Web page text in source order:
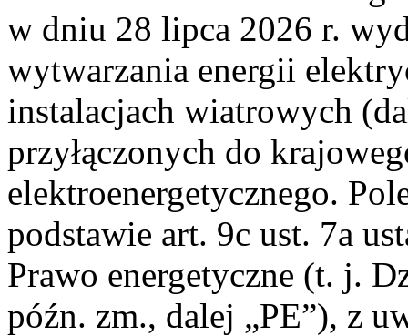
w dniu 28 lipca 2026 r.
wytwarzania energii
instalacjach wiatrowych
przyłączonych do
elektroenergetycznego.
podstawie art. 9c ust. 7a
Prawo energetyczne (t. j.
późn. zm., dalej „PE”), z